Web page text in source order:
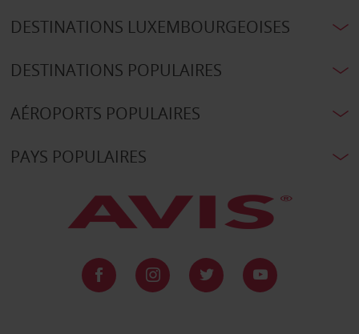
DESTINATIONS LUXEMBOURGEOISES
DESTINATIONS POPULAIRES
AÉROPORTS POPULAIRES
PAYS POPULAIRES